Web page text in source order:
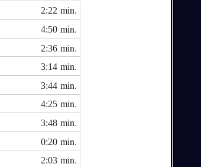
2:22 min.
4:50 min.
2:36 min.
3:14 min.
3:44 min.
4:25 min.
3:48 min.
0:20 min.
2:03 min.